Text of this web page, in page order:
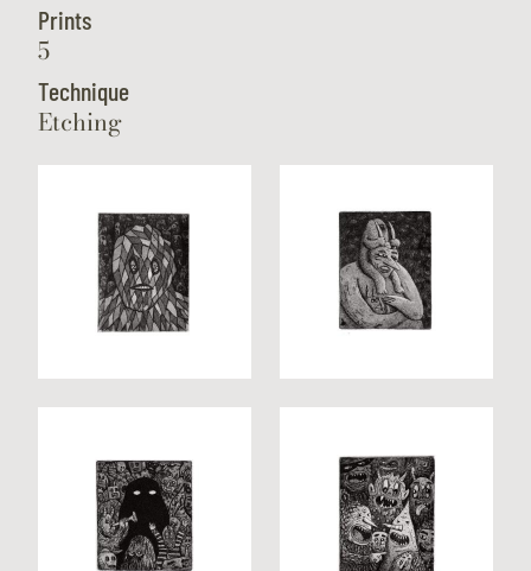
Prints
5
Technique
Etching